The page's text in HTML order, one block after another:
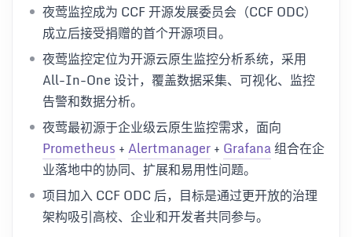
夜莺监控成为 CCF 开源发展委员会（CCF ODC）
成立后接受捐赠的首个开源项目。
夜莺监控定位为开源云原生监控分析系统，采用
All-In-One 设计，覆盖数据采集、可视化、监控
告警和数据分析。
夜莺最初源于企业级云原生监控需求，面向
Prometheus +Alertmanager+ Grafana组合在企
业落地中的协同、扩展和易用性问题。
项目加入 CCF ODC 后，目标是通过更开放的治理
架构吸引高校、企业和开发者共同参与。